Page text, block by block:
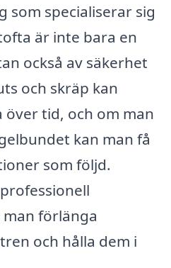
som specialiserar sig
är inte bara en
också av säkerhet
och skräp kan
över tid, och om man
kan man få
som följd.
förlänga
och hålla dem i